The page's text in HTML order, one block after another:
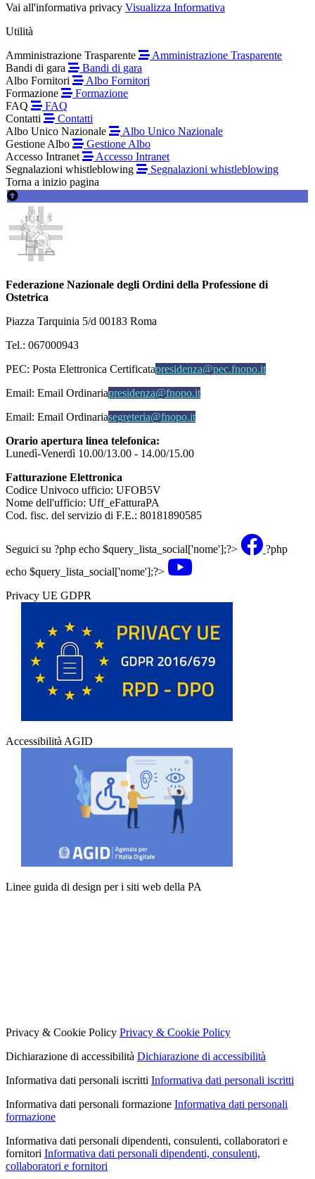
Vai all'informativa privacy Visualizza Informativa
Utilità
Amministrazione Trasparente
Amministrazione Trasparente
Bandi di gara
Bandi di gara
Albo Fornitori
Albo Fornitori
Formazione
Formazione
FAQ
FAQ
Contatti
Contatti
Albo Unico Nazionale
Albo Unico Nazionale
Gestione Albo
Gestione Albo
Accesso Intranet
Accesso Intranet
Segnalazioni whistleblowing
Segnalazioni whistleblowing
Torna a inizio pagina
Federazione Nazionale degli Ordini della Professione di
Ostetrica
Piazza Tarquinia 5/d 00183 Roma
Tel.: 067000943
PEC: Posta Elettronica Certificatapresidenza@pec.fnopo.it
Email: Email Ordinariapresidenza@fnopo.it
Email: Email Ordinariasegreteria@fnopo.it
Orario apertura linea telefonica:
Lunedì-Venerdì 10.00/13.00 - 14.00/15.00
Fatturazione Elettronica
Codice Univoco ufficio: UFOB5V
Nome dell'ufficio: Uff_eFatturaPA
Cod. fisc. del servizio di F.E.: 80181890585
Seguici su ?php echo $query_lista_social['nome'];?>
?php
echo $query_lista_social['nome'];?>
Privacy UE GDPR
Accessibilità AGID
Linee guida di design per i siti web della PA
Privacy & Cookie Policy Privacy & Cookie Policy
Dichiarazione di accessibilità Dichiarazione di accessibilità
Informativa dati personali iscritti Informativa dati personali iscritti
Informativa dati personali formazione Informativa dati personali
formazione
Informativa dati personali dipendenti, consulenti, collaboratori e
fornitori Informativa dati personali dipendenti, consulenti,
collaboratori e fornitori